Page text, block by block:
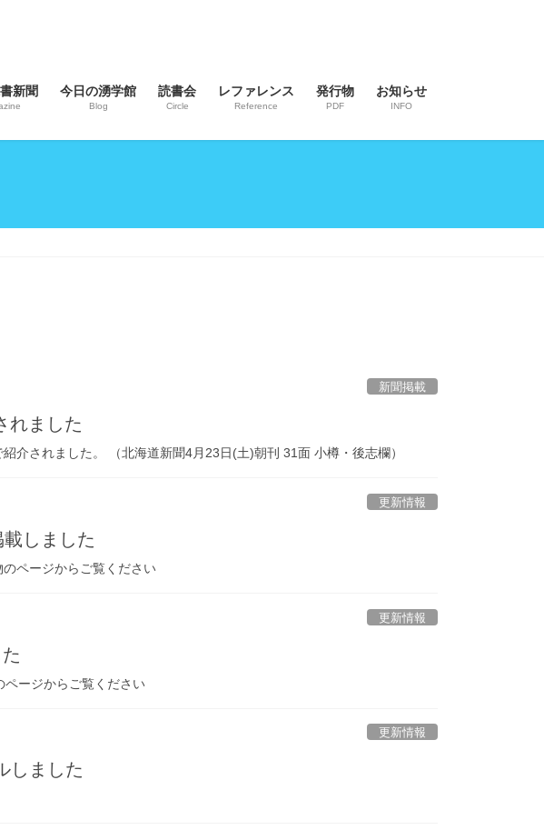
新聞 今日の湧学館
Blog
読書会
Circle
レファレンス
Reference
発行物
PDF
お知らせ
INFO
新聞掲載
れました
介されました。 （北海道新聞4月23日(土)朝刊 31面 小樽・後志欄）
更新情報
しました
ページからご覧ください
更新情報
ージからご覧ください
更新情報
しました